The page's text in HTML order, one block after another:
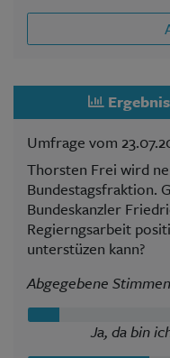
Umfrage vom
Thorsten Frei wird
Bundestagsfraktion.
Bundeskanzler
Regierngsarbeit
unterstüzen kann?
Abgegebene
Ja, da bin